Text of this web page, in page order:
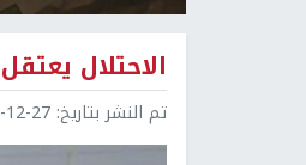
الاحتلال
تم النشر بتاريخ: 27 19:25